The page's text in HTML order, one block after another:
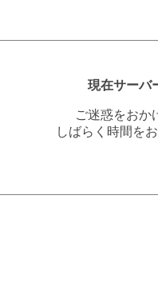
現在サーバ
ご迷惑をおか
しばらく時間を